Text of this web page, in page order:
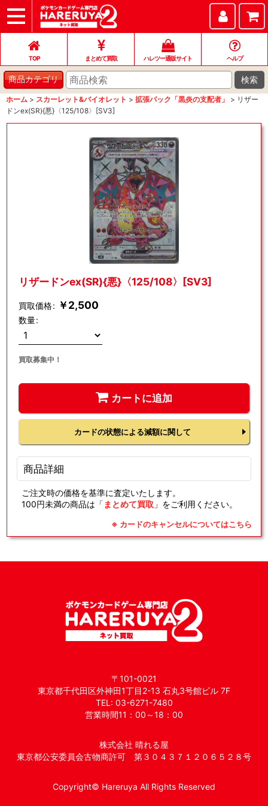
TOP
まとめて買取
ハレツー通販サイト
ヘルプ
お問い合わせ
TOP まとめて買取 ハレツー通販サイト ヘルプ
商品カテゴリ 検索
ホーム > スカーレット&バイオレット > 拡張パック「黒炎の支配者」 > リザー
ドンex(SR){悪}〈125/108〉[SV3]
リザードンex(SR){悪}〈125/108〉[SV3]
買取価格: ￥2,500
数量:
買取募集中！
カートに追加
カードの状態による減額に関して
商品詳細
ご注文時の価格を基準に査定いたします。
100円未満の商品は「 まとめて買取 」をご利用ください。
※ カードのキャンセルについてはこちら
〒101-0021
東京都千代田区外神田1丁目2-13 石丸3号館ビル 7F
TEL: 03-6271-7480
営業時間11：00～18：00
株式会社 晴れる屋
東京都公安委員会古物商許可 第３０４３７１２０６５２８号
Copyright© Hareruya All Rights Reserved